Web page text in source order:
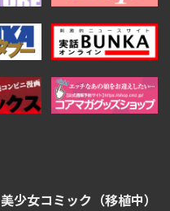
美少女コミック（移植中）